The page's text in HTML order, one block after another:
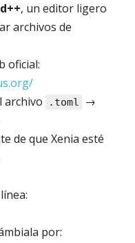
, un editor ligero
archivos de
oficial:
archivo
.toml
→
de que Xenia esté
por: